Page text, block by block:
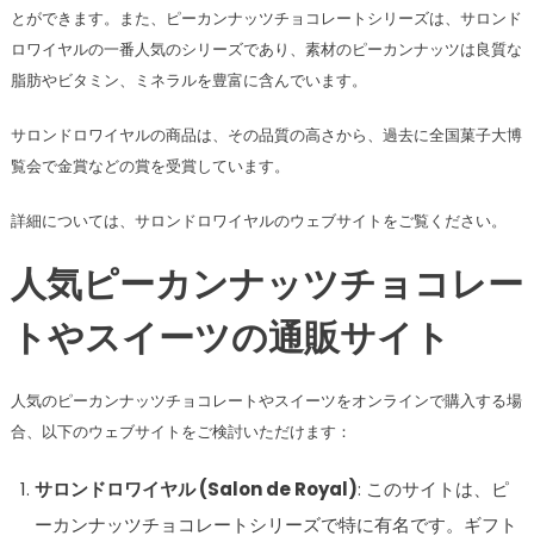
とができます。また、ピーカンナッツチョコレートシリーズは、サロンド
ロワイヤルの一番人気のシリーズであり、素材のピーカンナッツは良質な
脂肪やビタミン、ミネラルを豊富に含んでいます。
サロンドロワイヤルの商品は、その品質の高さから、過去に全国菓子大博
覧会で金賞などの賞を受賞しています。
詳細については、サロンドロワイヤルのウェブサイトをご覧ください​​​​​​。
人気ピーカンナッツチョコレー
トやスイーツの通販サイト
人気のピーカンナッツチョコレートやスイーツをオンラインで購入する場
合、以下のウェブサイトをご検討いただけます：
サロンドロワイヤル (Salon de Royal): このサイトは、ピ
ーカンナッツチョコレートシリーズで特に有名です。ギフト